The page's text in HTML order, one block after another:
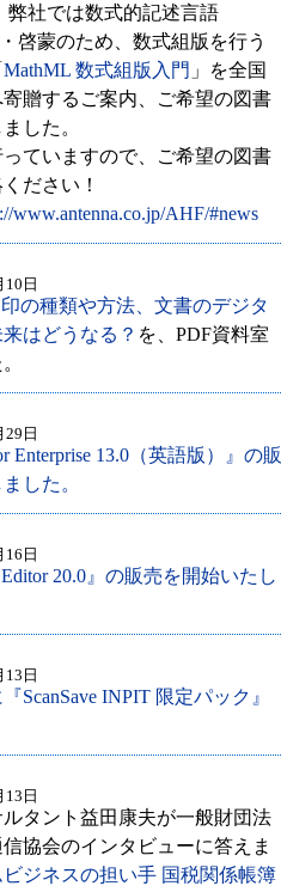
弊社では数式的記述言語
啓蒙のため、数式組版を行う
MathML 数式組版入門 」を全国
贈するご案内、ご希望の図書
した。
ていますので、ご希望の図書
ださい！
www.antenna.co.jp/AHF/#news
10日
の種類や方法、文書のデジタ
はどうなる？ を、PDF資料室
29日
Enterprise 13.0（英語版）』の販
した。
16日
20.0』の販売を開始いたし
13日
ScanSave INPIT 限定パック』
13日
タント益田康夫が一般財団法
協会のインタビューに答えま
ジネスの担い手 国税関係帳簿